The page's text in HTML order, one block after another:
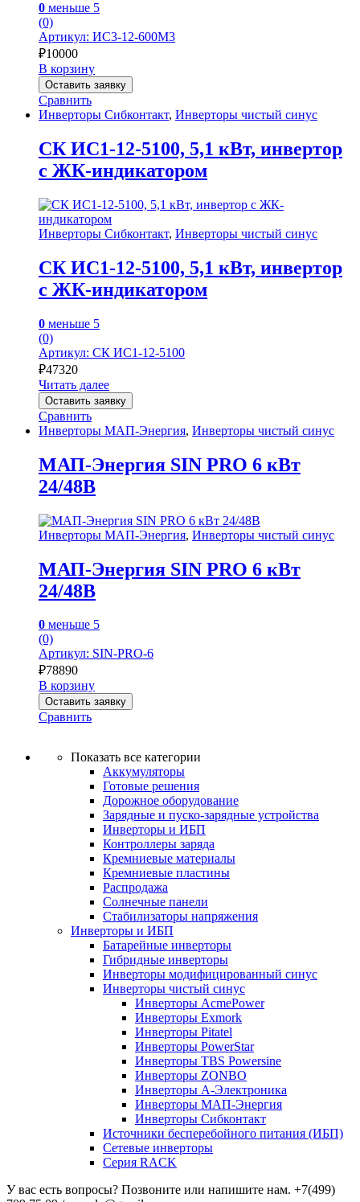
0 меньше 5
(0)
Артикул: ИС3-12-600М3
₽10000
В корзину
Оставить заявку
Сравнить
Инверторы Сибконтакт, Инверторы чистый синус
СК ИС1-12-5100, 5,1 кВт, инвертор
с ЖК-индикатором
Инверторы Сибконтакт, Инверторы чистый синус
СК ИС1-12-5100, 5,1 кВт, инвертор
с ЖК-индикатором
0 меньше 5
(0)
Артикул: СК ИС1-12-5100
₽47320
Читать далее
Оставить заявку
Сравнить
Инверторы МАП-Энергия, Инверторы чистый синус
МАП-Энергия SIN PRO 6 кВт
24/48В
Инверторы МАП-Энергия, Инверторы чистый синус
МАП-Энергия SIN PRO 6 кВт
24/48В
0 меньше 5
(0)
Артикул: SIN-PRO-6
₽78890
В корзину
Оставить заявку
Сравнить
Показать все категории
Аккумуляторы
Готовые решения
Дорожное оборудование
Зарядные и пуско-зарядные устройства
Инверторы и ИБП
Контроллеры заряда
Кремниевые материалы
Кремниевые пластины
Распродажа
Солнечные панели
Стабилизаторы напряжения
Инверторы и ИБП
Батарейные инверторы
Гибридные инверторы
Инверторы модифицированный синус
Инверторы чистый синус
Инверторы AcmePower
Инверторы Exmork
Инверторы Pitatel
Инверторы PowerStar
Инверторы TBS Powersine
Инверторы ZONBO
Инверторы А-Электроника
Инверторы МАП-Энергия
Инверторы Сибконтакт
Источники бесперебойного питания (ИБП)
Сетевые инверторы
Серия RACK
У вас есть вопросы? Позвоните или напишите нам. +7(499)